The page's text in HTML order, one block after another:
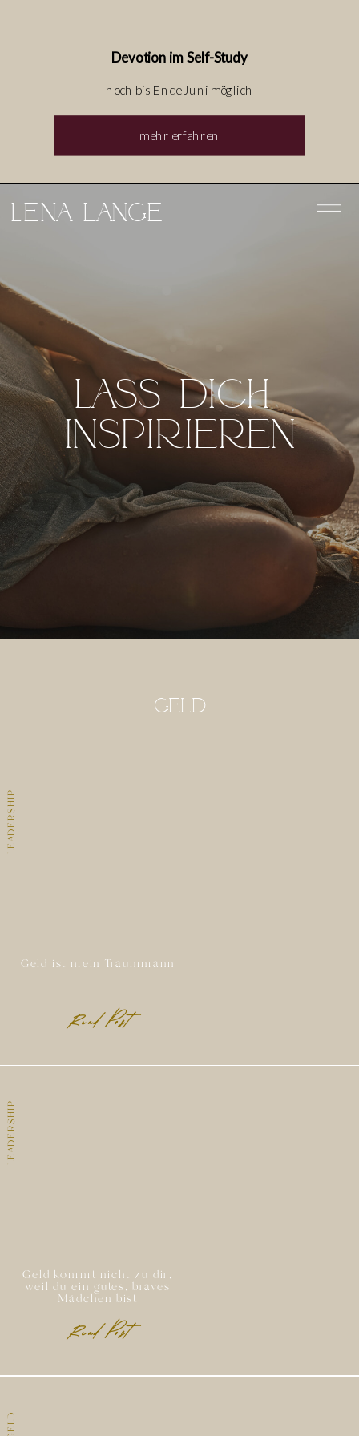
noch bis Ende Juni möglich
Devotion im Self-Study
mehr erfahren
Lena lange
Lass dich
inspirieren
Geld
Read Post
Geld ist mein Traummann
LEADERSHIP
Read Post
Geld kommt nicht zu dir,
weil du ein gutes, braves
Mädchen bist
LEADERSHIP
GELD